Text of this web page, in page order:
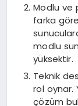
Modlu ve
farka
modlu
yüksektir.
Teknik
rol oynar.
çözüm